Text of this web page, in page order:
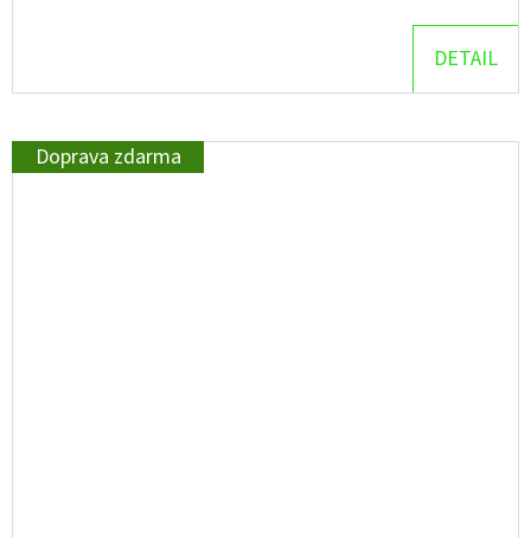
DETAIL
Doprava zdarma